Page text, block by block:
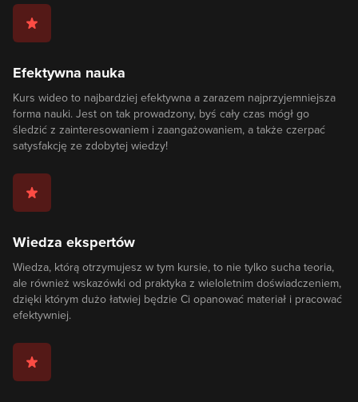
Efektywna nauka
Kurs wideo to najbardziej efektywna a zarazem najprzyjemniejsza
forma nauki. Jest on tak prowadzony, byś cały czas mógł go
śledzić z zainteresowaniem i zaangażowaniem, a także czerpać
satysfakcję ze zdobytej wiedzy!
Wiedza ekspertów
Wiedza, którą otrzymujesz w tym kursie, to nie tylko sucha teoria,
ale również wskazówki od praktyka z wieloletnim doświadczeniem,
dzięki którym dużo łatwiej będzie Ci opanować materiał i pracować
efektywniej.